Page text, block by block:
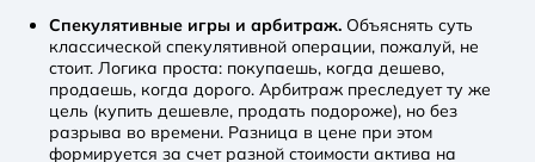
Спекулятивные игры и арбитраж. Объяснять суть
классической спекулятивной операции, пожалуй, не
стоит. Логика проста: покупаешь, когда дешево,
продаешь, когда дорого. Арбитраж преследует ту же
цель (купить дешевле, продать подороже), но без
разрыва во времени. Разница в цене при этом
формируется за счет разной стоимости актива на